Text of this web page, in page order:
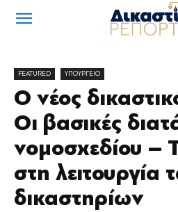
FEATURED ΥΠΟΥΡΓΕΙΟ
Ο νέος
Οι βασικές
νομοσχεδίου –
στη λειτουργία
δικαστηρίων